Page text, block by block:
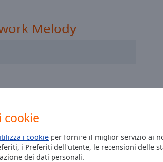
cookie
i cookie per fornire il miglior servizio ai
i Preferiti dell'utente, le recensioni delle
dei dati personali.
Melody